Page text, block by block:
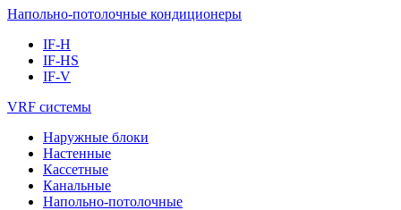
Напольно-потолочные кондиционеры
IF-H
IF-HS
IF-V
VRF системы
Наружные блоки
Настенные
Кассетные
Канальные
Напольно-потолочные